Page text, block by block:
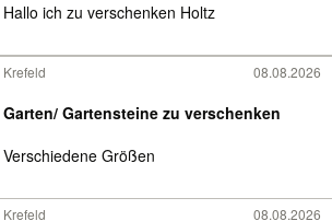
Hallo ich zu verschenken Holtz
Krefeld 08.08.2026
Garten/ Gartensteine zu verschenken
Verschiedene Größen
Krefeld 08.08.2026